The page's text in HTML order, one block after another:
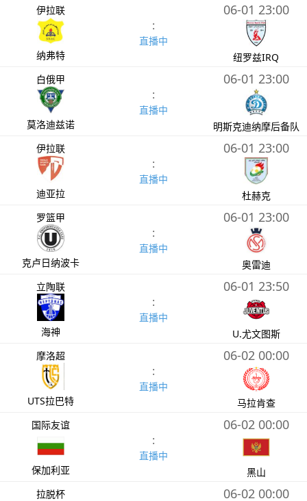
伊拉联
纳弗特
:
直播中
06-01 23:00
纽罗兹IRQ
白俄甲
莫洛迪兹诺
:
直播中
06-01 23:00
明斯克迪纳摩后备队
伊拉联
迪亚拉
:
直播中
06-01 23:00
杜赫克
罗篮甲
克卢日纳波卡
:
直播中
06-01 23:00
奥雷迪
立陶联
海神
:
直播中
06-01 23:50
U.尤文图斯
摩洛超
UTS拉巴特
:
直播中
06-02 00:00
马拉肯查
国际友谊
保加利亚
:
直播中
06-02 00:00
黑山
拉脱杯
06-02 00:00